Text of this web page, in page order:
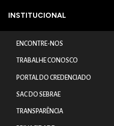
INSTITUCIONAL
ENCONTRE-NOS
TRABALHE CONOSCO
PORTAL DO CREDENCIADO
SAC DO SEBRAE
TRANSPARÊNCIA